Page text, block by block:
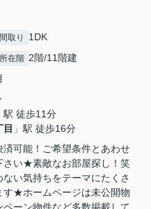
間取り 1DK
所在階 2階/11階建
駅 徒歩11分
」駅 徒歩16分
可能！ご希望条件とあわせ
さい★素敵なお部屋探し！笑
い気持ちをテーマにたくさ
す★ホームページは未公開物